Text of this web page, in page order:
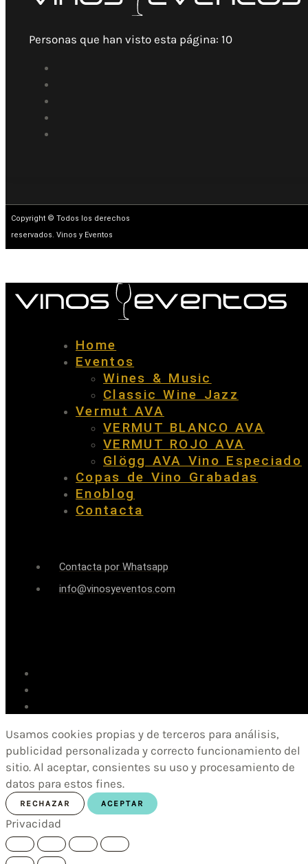
Personas que han visto esta página: 10
Copyright © Todos los derechos
reservados. Vinos y Eventos
Home
Eventos
Wines & Music
Classic Wine Jazz
Vermut AVA
VERMUT BLANCO AVA
VERMUT ROJO AVA
Glögg AVA Vino Especiado
Copas de Vino Grabadas
Enoblog
Contacta
Contacta por Whatsapp
info@vinosyeventos.com
Usamos cookies propias y de terceros para análisis,
publicidad personalizada y correcto funcionamiento del
sitio. Al aceptar, consientes su uso y procesamiento de
datos para estos fines.
RECHAZAR ACEPTAR
Privacidad